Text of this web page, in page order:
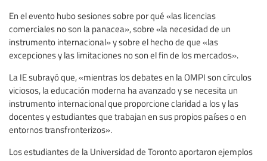
En el evento hubo sesiones sobre por qué «las licencias
comerciales no son la panacea», sobre «la necesidad de un
instrumento internacional» y sobre el hecho de que «las
excepciones y las limitaciones no son el fin de los mercados».
La IE subrayó que, «mientras los debates en la OMPI son círculos
viciosos, la educación moderna ha avanzado y se necesita un
instrumento internacional que proporcione claridad a los y las
docentes y estudiantes que trabajan en sus propios países o en
entornos transfronterizos».
Los estudiantes de la Universidad de Toronto aportaron ejemplos